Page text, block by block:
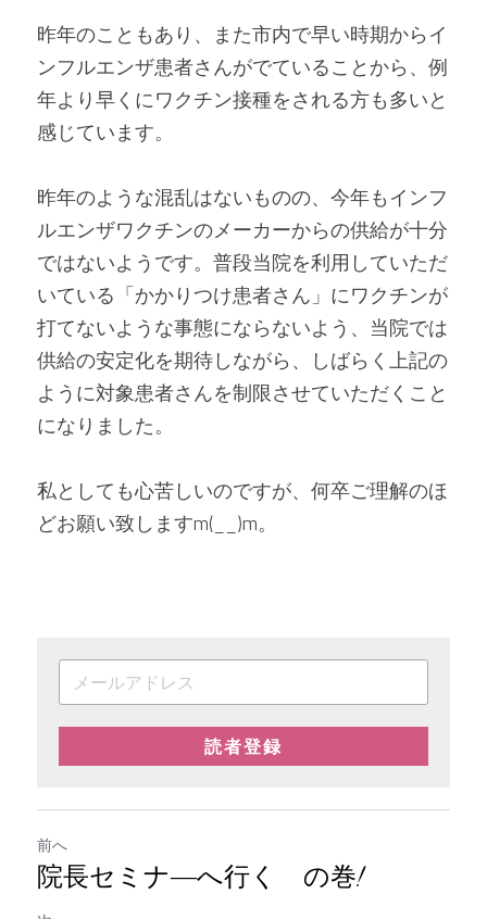
昨年のこともあり、また市内で早い時期からイ
ンフルエンザ患者さんがでていることから、例
年より早くにワクチン接種をされる方も多いと
感じています。
昨年のような混乱はないものの、今年もインフ
ルエンザワクチンのメーカーからの供給が十分
ではないようです。普段当院を利用していただ
いている「かかりつけ患者さん」にワクチンが
打てないような事態にならないよう、当院では
供給の安定化を期待しながら、しばらく上記の
ように対象患者さんを制限させていただくこと
になりました。
私としても心苦しいのですが、何卒ご理解のほ
どお願い致しますm(__)m。
読者登録
前へ
院長セミナ―へ行く の巻!